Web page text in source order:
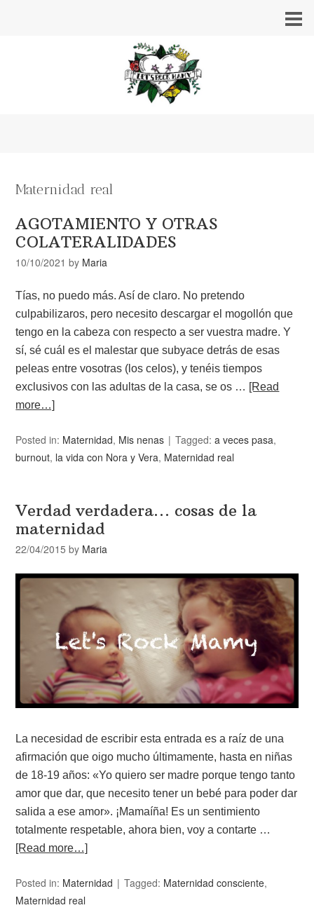
Maternidad real
AGOTAMIENTO Y OTRAS
COLATERALIDADES
10/10/2021 by Maria
Tías, no puedo más. Así de claro. No pretendo
culpabilizaros, pero necesito descargar el mogollón que
tengo en la cabeza con respecto a ser vuestra madre. Y
sí, sé cuál es el malestar que subyace detrás de esas
peleas entre vosotras (los celos), y tenéis tiempos
exclusivos con las adultas de la casa, se os … [Read
more…]
Posted in: Maternidad, Mis nenas Tagged:a veces pasa,
burnout, la vida con Nora y Vera, Maternidad real
Verdad verdadera… cosas de la
maternidad
22/04/2015 by Maria
La necesidad de escribir esta entrada es a raíz de una
afirmación que oigo mucho últimamente, hasta en niñas
de 18-19 años: «Yo quiero ser madre porque tengo tanto
amor que dar, que necesito tener un bebé para poder dar
salida a ese amor». ¡Mamaíña! Es un sentimiento
totalmente respetable, ahora bien, voy a contarte …
[Read more…]
Posted in: Maternidad Tagged: Maternidad consciente,
Maternidad real